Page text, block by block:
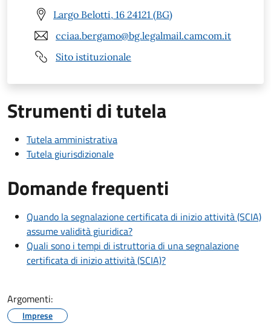
Largo Belotti, 16 24121 (BG)
cciaa.bergamo@bg.legalmail.camcom.it
Sito istituzionale
Strumenti di tutela
Tutela amministrativa
Tutela giurisdizionale
Domande frequenti
Quando la segnalazione certificata di inizio attività (SCIA)
assume validità giuridica?
Quali sono i tempi di istruttoria di una segnalazione
certificata di inizio attività (SCIA)?
Argomenti:
Imprese